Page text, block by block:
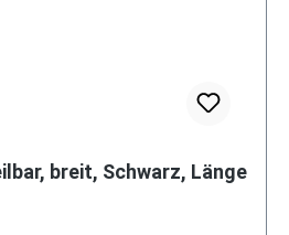
breit, Schwarz, Länge